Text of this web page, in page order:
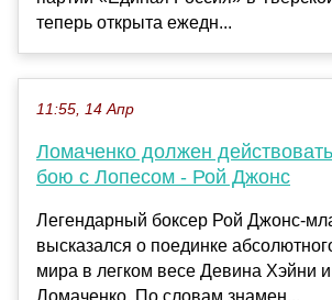
теперь открыта ежедн...
11:55, 14 Апр
Ломаченко должен
бою с Лопесом - Рой Джонс
Легендарный боксер Рой Джонс-
высказался о поединке
мира в легком весе Девина Хэйни
Ломаченко. По словам знамен...